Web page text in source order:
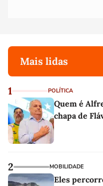
Mais lidas
1 POLÍTICA
Quem é
chapa de
2 MOBILIDADE
Eles